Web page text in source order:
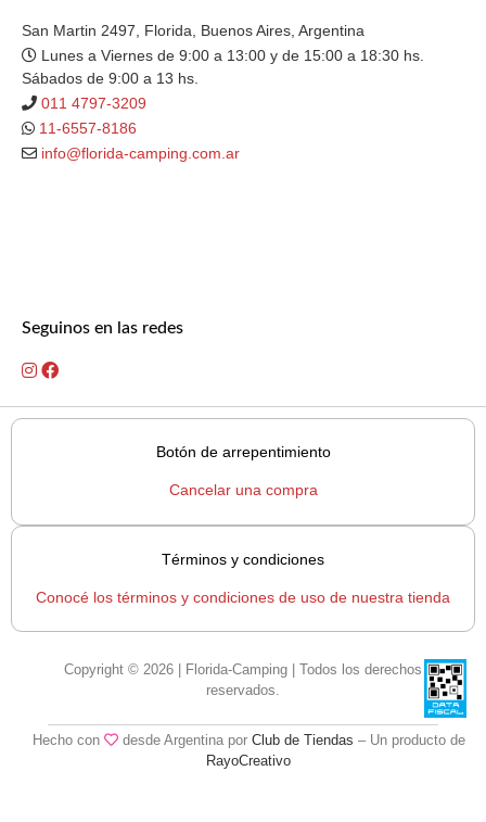
San Martin 2497, Florida, Buenos Aires, Argentina
Lunes a Viernes de 9:00 a 13:00 y de 15:00 a 18:30 hs.
Sábados de 9:00 a 13 hs.
011 4797-3209
11-6557-8186
info@florida-camping.com.ar
Seguinos en las redes
Botón de arrepentimiento
Cancelar una compra
Términos y condiciones
Conocé los términos y condiciones de uso de nuestra tienda
Copyright © 2026 | Florida-Camping | Todos los derechos
reservados.
Hecho con desde Argentina por Club de Tiendas – Un producto de
RayoCreativo